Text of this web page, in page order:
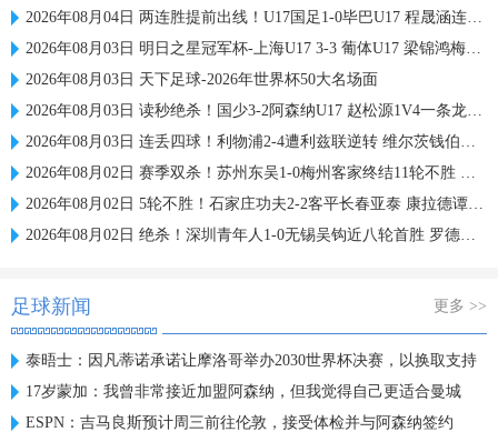
2026年08月04日 两连胜提前出线！U17国足1-0毕巴U17 程晟涵连场破门赵松源中楣
2026年08月03日 明日之星冠军杯-上海U17 3-3 葡体U17 梁锦鸿梅开二度
2026年08月03日 天下足球-2026年世界杯50大名场面
2026年08月03日 读秒绝杀！国少3-2阿森纳U17 赵松源1V4一条龙+造乌龙 程晟涵绝杀
2026年08月03日 连丢四球！利物浦2-4遭利兹联逆转 维尔茨钱伯斯破门凯尔凯兹失误
2026年08月02日 赛季双杀！苏州东吴1-0梅州客家终结11轮不胜 米尔扎提制胜球
2026年08月02日 5轮不胜！石家庄功夫2-2客平长春亚泰 康拉德谭龙卡米洛破门
2026年08月02日 绝杀！深圳青年人1-0无锡吴钩近八轮首胜 罗德里格绝杀诺贝尔失点
足球新闻 更多 >>
泰晤士：因凡蒂诺承诺让摩洛哥举办2030世界杯决赛，以换取支持
17岁蒙加：我曾非常接近加盟阿森纳，但我觉得自己更适合曼城
ESPN：吉马良斯预计周三前往伦敦，接受体检并与阿森纳签约